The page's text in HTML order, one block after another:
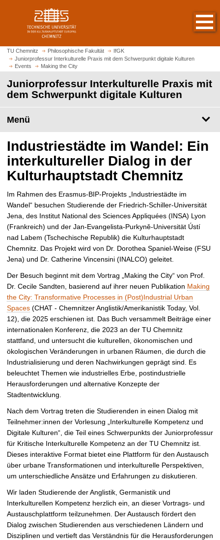
e
t
s
e
i
t
u
r
u
f
e
TU Chemnitz Philosophische Fakultät
IfGK
Juniorprofessur Interkulturelle Praxis mit dem Schwerpunkt digitale Kulturen
Events
Making the City
Juniorprofessur Interkulturelle Praxis mit
dem Schwerpunkt digitale Kulturen
Menü
Industriestädte im Wandel: Ein
interkultureller Dialog in der
Kulturhauptstadt Chemnitz
Im Rahmen des Erasmus-BIP-Projekts „Industriestädte im
Wandel“ besuchen Studierende der Friedrich-Schiller-Universität
Jena, des Institut National des Sciences Appliquées (INSA) Lyon
(Frankreich) und der Jan-Evangelista-Purkyně-Universität Ústí
nad Labem (Tschechische Republik) die Kulturhauptstadt
Chemnitz. Das Projekt wird von Dr. Dorothea Spaniel-Weise (FSU
Jena) und Dr. Catherine Vincensini (INALCO) geleitet.
Der Besuch beginnt mit dem Vortrag „Making the City“ von Prof.
Dr. Cecile Sandten, basierend auf ihrer neuen Publikation Making
the City: Transformative Processes in (Post)Industrial Urban
Spaces (CHAT - Chemnitzer Anglistik/Amerikanistik Today, Vol.
12), die 2025 erschienen ist. Das Buch versammelt Beiträge einer
internationalen Konferenz, die 2023 an der TU Chemnitz
stattfand, und untersucht die kulturellen, ökonomischen und
ökologischen Veränderungen in urbanen Räumen, die durch die
Industrialisierung und deren Nachwirkungen geprägt sind. Es
beleuchtet Themen wie industrielles Erbe, postindustrielle
Herausforderungen und alternative Konzepte der
Stadtentwicklung.
Nach dem Vortrag treten die Studierenden in einen Dialog mit
Teilnehmer:innen der Vorlesung „Interkulturelle Kompetenz und
Digitale Kulturen“, die Teil eines Schwerpunkts der Juniorprofessur
für Kritische Interkulturelle Kompetenz an der TU Chemnitz ist.
Dieses interaktive Format bietet eine Plattform für den Austausch
über urbane Transformationen und interkulturelle Perspektiven,
um unterschiedliche Ansätze und Erfahrungen zu diskutieren.
Wir laden Studierende der Anglistik, Germanistik und
Interkulturellen Kompetenz herzlich ein, an dieser Vortrags- und
Austauschplattform teilzunehmen. Der Austausch fördert den
Dialog zwischen Studierenden aus verschiedenen Ländern und
Disziplinen und vertieft das Verständnis für die Herausforderungen